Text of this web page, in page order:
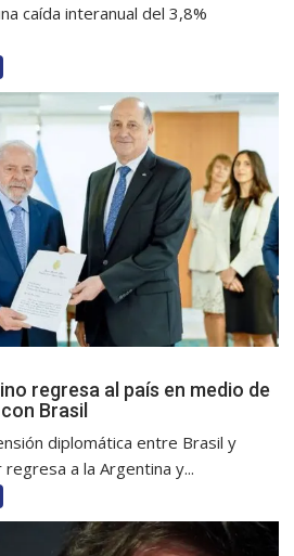
caída interanual del 3,8%
regresa al país en medio de
Brasil
diplomática entre Brasil y
a la Argentina y...